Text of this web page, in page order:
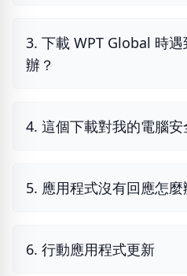
3. 下載 WPT Global 時
辦？
4. 這個下載對我的電腦安
5. 應用程式沒有回應怎麼
6. 行動應用程式更新